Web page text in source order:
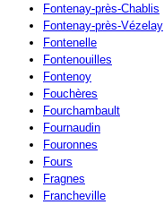
Fontenay-près-Chablis
Fontenay-près-Vézelay
Fontenelle
Fontenouilles
Fontenoy
Fouchères
Fourchambault
Fournaudin
Fouronnes
Fours
Fragnes
Francheville